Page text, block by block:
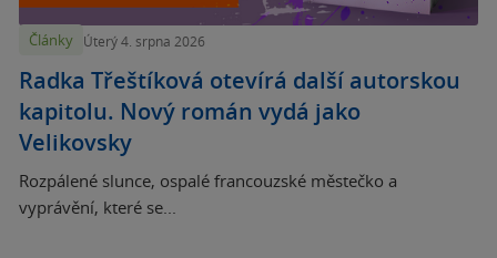
Články Úterý 4. srpna 2026
Radka Třeštíková otevírá další autorskou
kapitolu. Nový román vydá jako
Velikovsky
Rozpálené slunce, ospalé francouzské městečko a
vyprávění, které se...